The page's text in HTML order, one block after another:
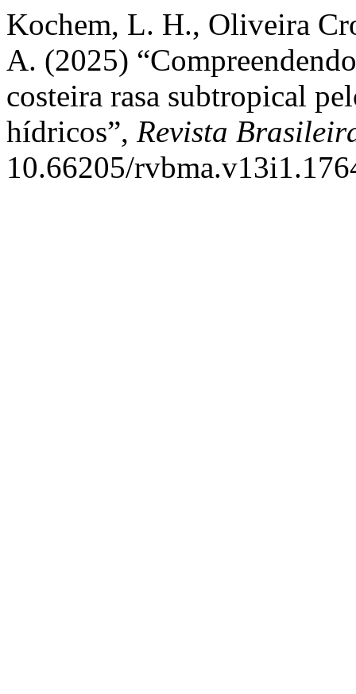
Kochem, L. H., Oliveira
A. (2025)
costeira rasa subtropical
hídricos”, Revista
10.66205/